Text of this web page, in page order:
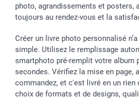
photo, agrandissements et posters,
toujours au rendez-vous et la
Créer un livre photo personnalisé
simple. Utilisez le remplissage
smartphoto pré-remplit votre album
secondes. Vérifiez la mise en page,
commandez, et c'est livré en un rien
choix de formats et de designs,